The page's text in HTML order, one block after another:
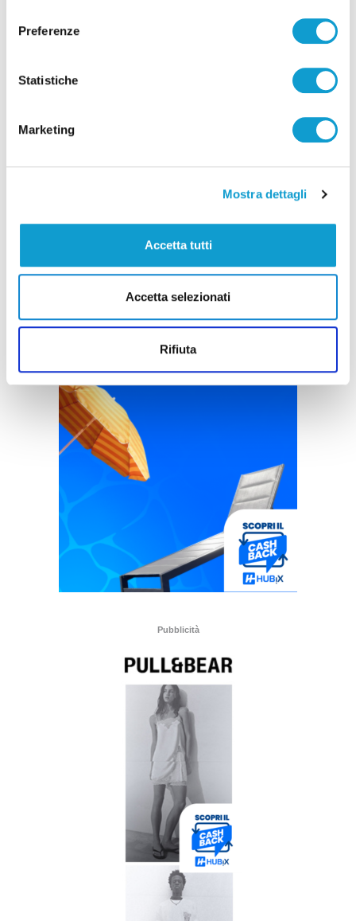
Preferenze
Statistiche
Marketing
Mostra dettagli
Accetta tutti
Accetta selezionati
Rifiuta
Pubblicità